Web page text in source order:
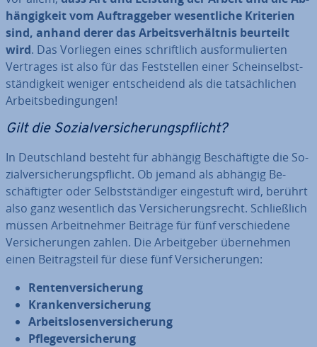
hän­gig­keit vom Auf­trag­ge­ber we­sent­li­che Kriterien
sind, anhand derer das Ar­beits­ver­hält­nis beurteilt
wird. Das Vorliegen eines schrift­lich aus­for­mu­lier­ten
Vertrages ist also für das Fest­stel­len einer Schein­selbst­
stän­dig­keit weniger ent­schei­dend als die tat­säch­li­chen
Ar­beits­be­din­gun­gen!
Gilt die So­zi­al­ver­si­che­rungs­pflicht?
In Deutsch­land besteht für abhängig Be­schäf­tig­te die So­
zi­al­ver­si­che­rungs­pflicht. Ob jemand als abhängig Be­
schäf­tig­ter oder Selbst­stän­di­ger ein­ge­stuft wird, berührt
also ganz we­sent­lich das Ver­si­che­rungs­recht. Schließ­lich
müssen Ar­beit­neh­mer Beiträge für fünf ver­schie­de­ne
Ver­si­che­run­gen zahlen. Die Ar­beit­ge­ber über­neh­men
einen Bei­trags­teil für diese fünf Ver­si­che­run­gen:
Ren­ten­ver­si­che­rung
Kran­ken­ver­si­che­rung
Ar­beits­lo­sen­ver­si­che­rung
Pfle­ge­ver­si­che­rung